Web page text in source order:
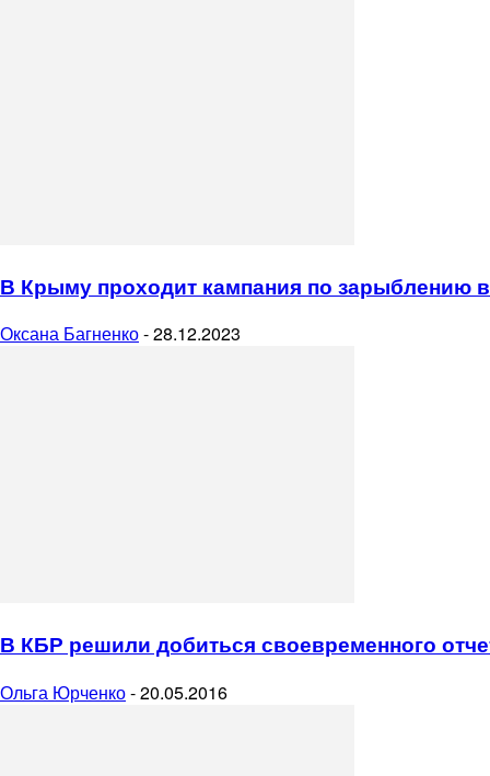
В Крыму проходит кампания по зарыблению
Оксана Багненко-28.12.2023
В КБР решили добиться своевременного
Ольга Юрченко-20.05.2016